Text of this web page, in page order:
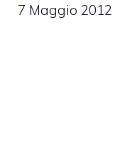
7 Maggio 2012